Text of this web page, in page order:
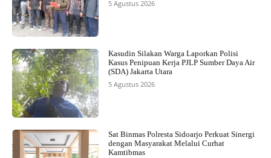
5 Agustus 2026
Kasudin Silakan Warga Laporkan Polisi
Kasus Penipuan Kerja PJLP Sumber Daya Air
(SDA) Jakarta Utara
5 Agustus 2026
Sat Binmas Polresta Sidoarjo Perkuat Sinergi
dengan Masyarakat Melalui Curhat
Kamtibmas